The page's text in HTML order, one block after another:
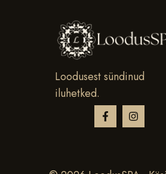
Loodusest sündinud
iluhetked.